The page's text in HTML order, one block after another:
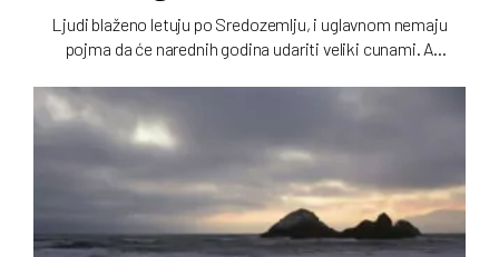
Ljudi blaženo letuju po Sredozemlju, i uglavnom nemaju
pojma da će narednih godina udariti veliki cunami. A